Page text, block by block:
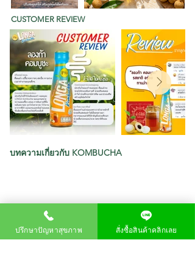
CUSTOMER REVIEW
บทความเกี่ยวกับ KOMBUCHA
คลิกดูข้อมูลเพิ่มเติม คลิกดูข้อมูลเพิ่มเติม
ปรึกษาปัญหาสุขภาพ สั่งซื้อสินค้าคลิกเลย